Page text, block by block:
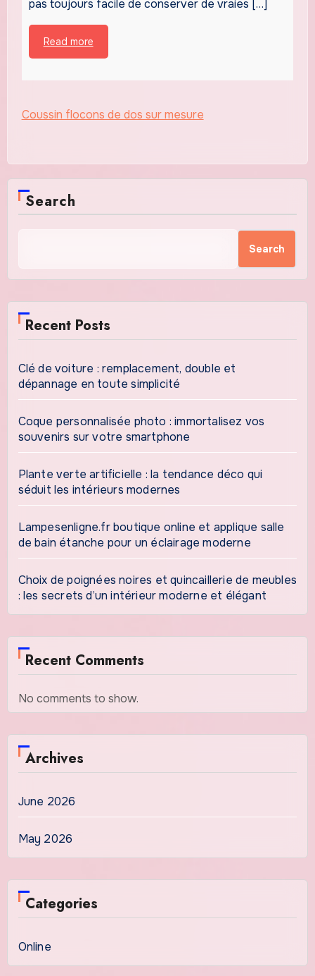
pas toujours facile de conserver de vraies […]
Read more
Coussin flocons de dos sur mesure
Search
Search
Recent Posts
Clé de voiture : remplacement, double et
dépannage en toute simplicité
Coque personnalisée photo : immortalisez vos
souvenirs sur votre smartphone
Plante verte artificielle : la tendance déco qui
séduit les intérieurs modernes
Lampesenligne.fr boutique online et applique salle
de bain étanche pour un éclairage moderne
Choix de poignées noires et quincaillerie de meubles
: les secrets d’un intérieur moderne et élégant
Recent Comments
No comments to show.
Archives
June 2026
May 2026
Categories
Online